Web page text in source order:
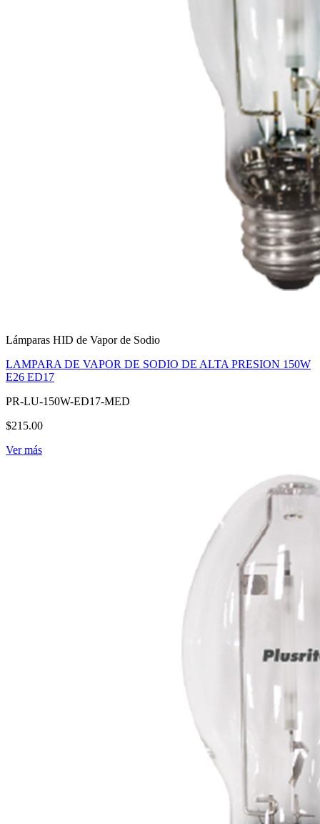
Lámparas HID de Vapor de Sodio
LAMPARA DE VAPOR DE SODIO DE ALTA PRESION 150W
E26 ED17
PR-LU-150W-ED17-MED
$215.00
Ver más